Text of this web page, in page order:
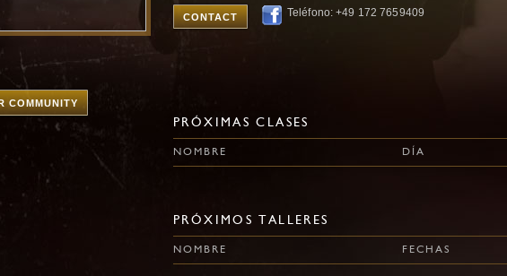
COMMUNITY
CONTACT Teléfono: +49 172 7659409
PRÓXIMAS CLASES
NOMBRE DÍA
PRÓXIMOS TALLERES
NOMBRE FECHAS